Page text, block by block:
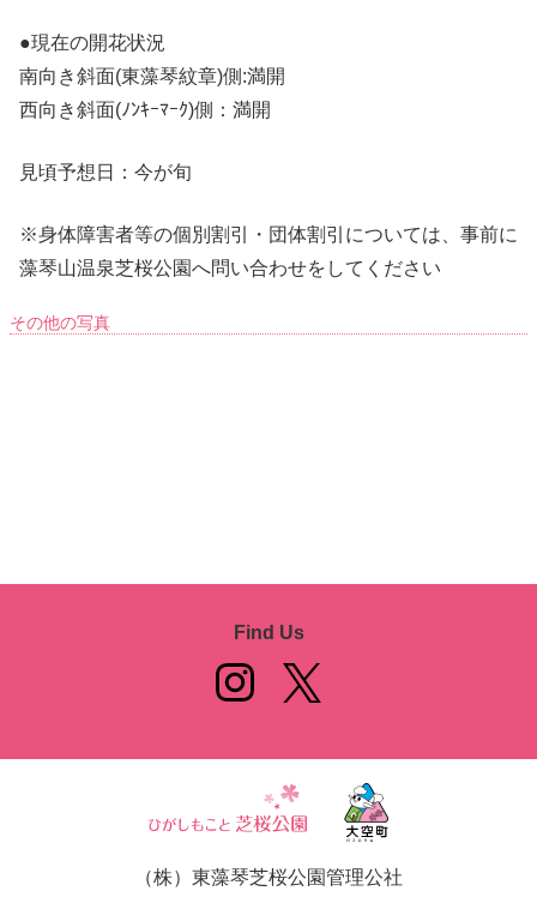
●現在の開花状況
南向き斜面(東藻琴紋章)側:満開
西向き斜面(ﾉﾝｷｰﾏｰｸ)側：満開
見頃予想日：今が旬
※身体障害者等の個別割引・団体割引については、事前に
藻琴山温泉芝桜公園へ問い合わせをしてください
その他の写真
Find Us
（株）東藻琴芝桜公園管理公社